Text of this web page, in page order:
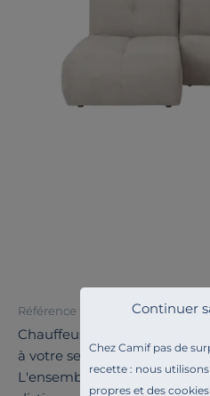
Chez Camif pas de
recette : nous
propres et des
Continuer
Référence : 100391232108
Chauffeuse et méridienne
à votre service.
L'ensemble chauffeuse et